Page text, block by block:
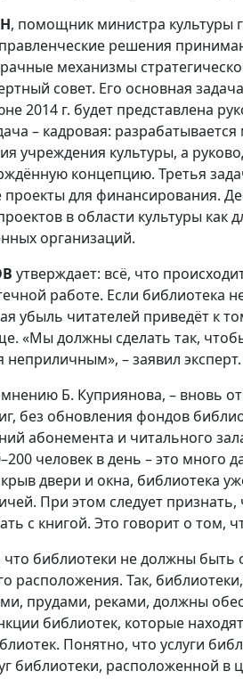
, помощник министра культуры
решения
механизмы
совет. Его основная
2014 г. будет представлена
– кадровая:
учреждения культуры, а
концепцию. Третья
для финансирования.
в области культуры как
организаций.
утверждает: всё, что
работе. Если библиотека
убыль читателей приведёт к
«Мы должны сделать так,
неприличным», – заявил эксперт.
Б. Куприянова, – вновь
без обновления фондов
абонемента и читального
человек в день – это
двери и окна, библиотека
При этом следует
с книгой. Это говорит о том,
что библиотеки не должны
расположения. Так,
прудами, реками, должны
библиотек, которые
Понятно, что услуги
библиотеки, расположенной в